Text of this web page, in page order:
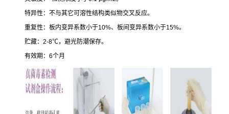
特异性：不与其它可溶性结构类似物交叉反应。
重复性：板内变异系数小于10%、板间变异系数小于15%。
贮藏： 2-8℃，避光防潮保存。
有效期： 6个月